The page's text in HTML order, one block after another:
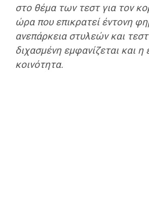
στο θέμα των τεστ για τον
ώρα που επικρατεί έντονη
ανεπάρκεια στυλεών και
διχασμένη εμφανίζεται και η
κοινότητα.